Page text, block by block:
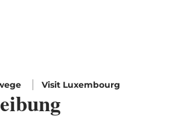
Visit Luxembourg